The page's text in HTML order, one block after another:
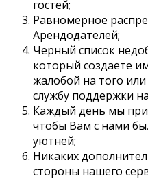
гостей;
Равномерное
Арендодателей;
Черный список
который создаете
жалобой на того
службу поддержки
Каждый день мы
чтобы Вам с нами
уютней;
Никаких
стороны нашего